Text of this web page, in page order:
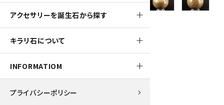
アクセサリーを誕生石から探す
キラリ石について
INFORMATIOM
プライバシーポリシー
2200pt
鍾乳石 丸玉 126mm
22,000円(税込)